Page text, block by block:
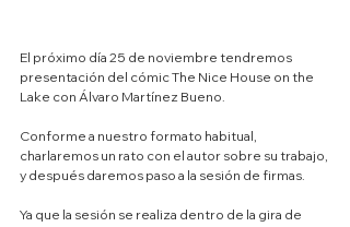
El próximo día 25 de noviembre tendremos
presentación del cómic The Nice House on the
Lake con Álvaro Martínez Bueno.
Conforme a nuestro formato habitual,
charlaremos un rato con el autor sobre su trabajo,
y después daremos paso a la sesión de firmas.
Ya que la sesión se realiza dentro de la gira de